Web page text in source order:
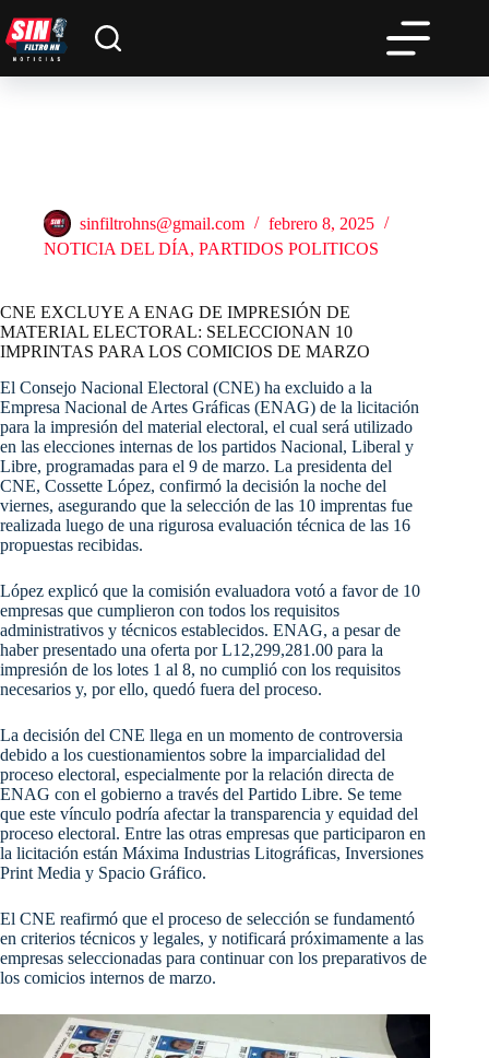
al
contenido
sinfiltrohns@gmail.com
febrero 8, 2025
NOTICIA DEL DÍA, PARTIDOS POLITICOS
CNE EXCLUYE A ENAG DE IMPRESIÓN DE
MATERIAL ELECTORAL: SELECCIONAN 10
IMPRINTAS PARA LOS COMICIOS DE MARZO
El Consejo Nacional Electoral (CNE) ha excluido a la
Empresa Nacional de Artes Gráficas (ENAG) de la licitación
para la impresión del material electoral, el cual será utilizado
en las elecciones internas de los partidos Nacional, Liberal y
Libre, programadas para el 9 de marzo. La presidenta del
CNE, Cossette López, confirmó la decisión la noche del
viernes, asegurando que la selección de las 10 imprentas fue
realizada luego de una rigurosa evaluación técnica de las 16
propuestas recibidas.
López explicó que la comisión evaluadora votó a favor de 10
empresas que cumplieron con todos los requisitos
administrativos y técnicos establecidos. ENAG, a pesar de
haber presentado una oferta por L12,299,281.00 para la
impresión de los lotes 1 al 8, no cumplió con los requisitos
necesarios y, por ello, quedó fuera del proceso.
La decisión del CNE llega en un momento de controversia
debido a los cuestionamientos sobre la imparcialidad del
proceso electoral, especialmente por la relación directa de
ENAG con el gobierno a través del Partido Libre. Se teme
que este vínculo podría afectar la transparencia y equidad del
proceso electoral. Entre las otras empresas que participaron en
la licitación están Máxima Industrias Litográficas, Inversiones
Print Media y Spacio Gráfico.
El CNE reafirmó que el proceso de selección se fundamentó
en criterios técnicos y legales, y notificará próximamente a las
empresas seleccionadas para continuar con los preparativos de
los comicios internos de marzo.